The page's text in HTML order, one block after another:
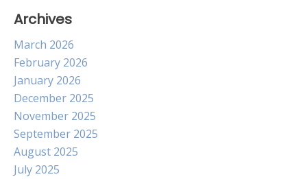
Archives
March 2026
February 2026
January 2026
December 2025
November 2025
September 2025
August 2025
July 2025